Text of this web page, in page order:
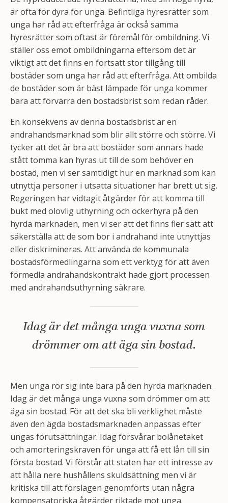
är ofta för dyra för unga. Befintliga hyresrätter som
unga har råd att efterfråga är också samma
hyresrätter som oftast är föremål för ombildning. Vi
ställer oss emot ombildningarna eftersom det är
viktigt att det finns en fortsatt stor tillgång till
bostäder som unga har råd att efterfråga. Att ombilda
de bostäder som är bäst lämpade för unga kommer
bara att förvärra den bostadsbrist som redan råder.
En konsekvens av denna bostadsbrist är en
andrahandsmarknad som blir allt större och större. Vi
tycker att det är bra att bostäder som annars hade
stått tomma kan hyras ut till de som behöver en
bostad, men vi ser samtidigt hur en marknad som kan
utnyttja personer i utsatta situationer har brett ut sig.
Regeringen har vidtagit åtgärder för att komma till
bukt med olovlig uthyrning och ockerhyra på den
hyrda marknaden, men vi ser att det finns fler sätt att
säkerställa att de som bor i andrahand inte utnyttjas
eller diskrimineras. Att använda de kommunala
bostadsförmedlingarna som ett verktyg för att även
förmedla andrahandskontrakt hade gjort processen
med andrahandsuthyrning säkrare.
Idag är det många unga vuxna som
drömmer om att äga sin bostad.
Men unga rör sig inte bara på den hyrda marknaden.
Idag är det många unga vuxna som drömmer om att
äga sin bostad. För att det ska bli verklighet måste
även den ägda bostadsmarknaden anpassas efter
ungas förutsättningar. Idag försvårar bolånetaket
och amorteringskraven för unga att få ett lån till sin
första bostad. Vi förstår att staten har ett intresse av
att hålla nere hushållens skuldsättning men vi är
kritiska till att förslagen genomförts utan några
kompensatoriska åtgärder riktade mot unga.